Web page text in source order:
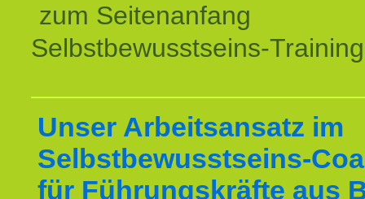
zum Seitenanfang
Selbstbewusstseins-
Unser Arbeitsansatz im
Selbstbewusstseins-
für Führungskräfte aus